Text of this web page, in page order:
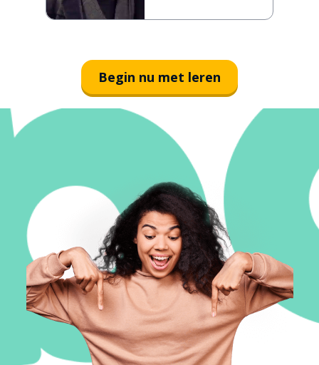
Begin nu met leren